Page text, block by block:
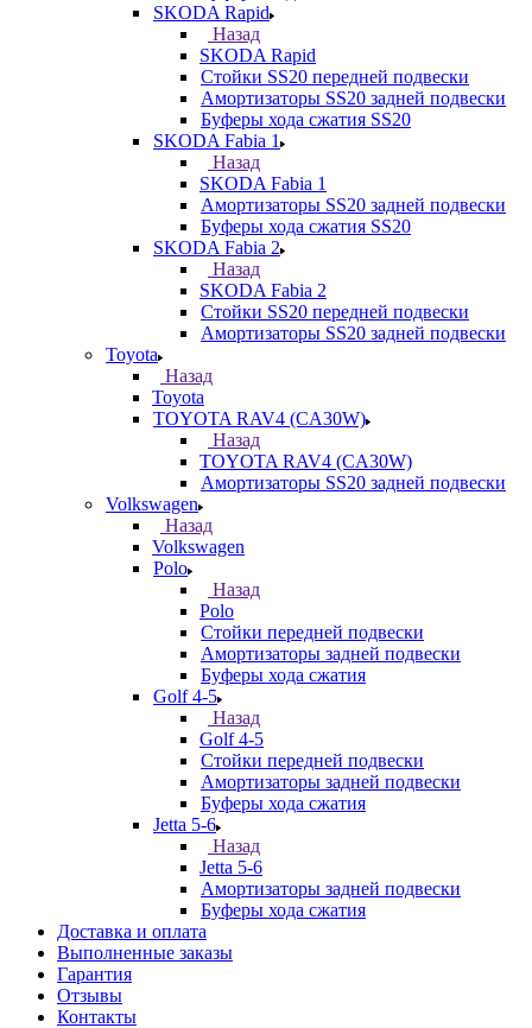
SKODA Rapid
Назад
SKODA Rapid
Стойки SS20 передней подвески
Амортизаторы SS20 задней подвески
Буферы хода сжатия SS20
SKODA Fabia 1
Назад
SKODA Fabia 1
Амортизаторы SS20 задней подвески
Буферы хода сжатия SS20
SKODA Fabia 2
Назад
SKODA Fabia 2
Стойки SS20 передней подвески
Амортизаторы SS20 задней подвески
Toyota
Назад
Toyota
TOYOTA RAV4 (CA30W)
Назад
TOYOTA RAV4 (CA30W)
Амортизаторы SS20 задней подвески
Volkswagen
Назад
Volkswagen
Polo
Назад
Polo
Стойки передней подвески
Амортизаторы задней подвески
Буферы хода сжатия
Golf 4-5
Назад
Golf 4-5
Стойки передней подвески
Амортизаторы задней подвески
Буферы хода сжатия
Jetta 5-6
Назад
Jetta 5-6
Амортизаторы задней подвески
Буферы хода сжатия
Доставка и оплата
Выполненные заказы
Гарантия
Отзывы
Контакты